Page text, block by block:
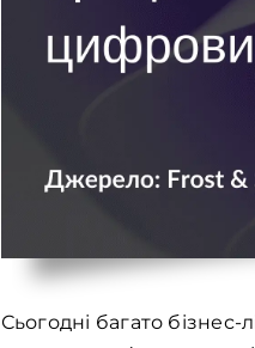
Сьогодні багато